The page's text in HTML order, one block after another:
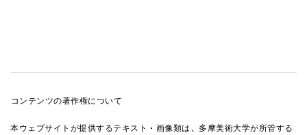
コンテンツの著作権について
本ウェブサイトが提供するテキスト・画像類は、多摩美術大学が所管する